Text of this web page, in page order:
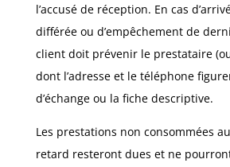
l’accusé de réception. En cas
différée ou d’empêchement de
client doit prévenir le prestataire
dont l’adresse et le téléphone
d’échange ou la fiche descriptive.
Les prestations non consommées
retard resteront dues et ne